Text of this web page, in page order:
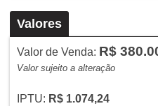
Valores
Valor de Venda: R$
Valor sujeito a alteração
IPTU: R$ 1.074,24